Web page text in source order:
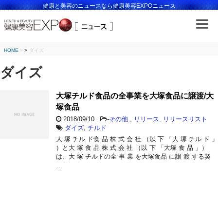
健康と美容のニュースなら健康美容EXPOニュース
HOME > ダイズ
ダイズ
大塚チルド食品の全事業を大塚食品に譲渡/大
塚食品
2018/09/10 -その他. リリース
リリースリスト
ダイズ チルド
大 塚 チル ド食 品 株 式 会 社 （以 下 「大 塚 チル ド 」
）と大 塚 食 品 株 式 会 社 （以 下 「大塚 食 品 」）
は、大 塚 チルドの全 事 業 を大塚食品 に譲 渡 する契